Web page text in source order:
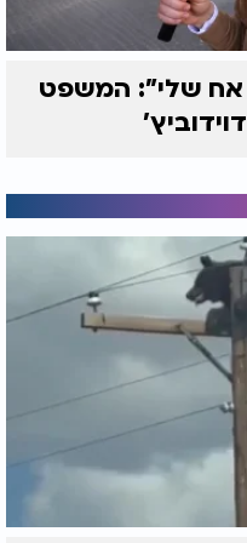
אח שלי": המשפט